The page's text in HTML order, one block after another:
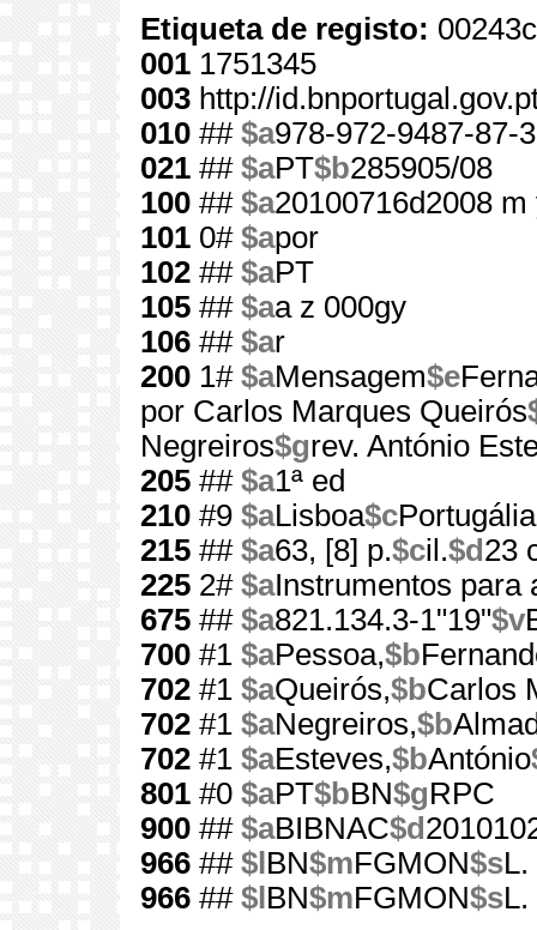
Etiqueta de registo:
001 1751345
003 http://
010 ## $a978-972-9487-87-3
021 ## $aPT$b285905/08
100 ## $a20100716d2008
101 0# $apor
102 ## $aPT
105 ## $aa z 000gy
106 ## $ar
200 1# $aMensagem$e
por Carlos Marques Queirós
Negreiros$grev. António
205 ## $a1ª ed
210 #9 $aLisboa$c
215 ## $a63, [8] p.$cil.$d 23
225 2# $aInstrumentos para
675 ## $a821.134.3-1"19"$v
700 #1 $aPessoa,$b
702 #1 $aQueirós,$bCarlos
702 #1 $aNegreiros,$b
702 #1 $aEsteves,$bAntónio
801 #0 $aPT$bBN$gRPC
900 ## $aBIBNAC$d
966 ## $l BN$mFGMON$sL.
966 ## $l BN$mFGMON$sL.